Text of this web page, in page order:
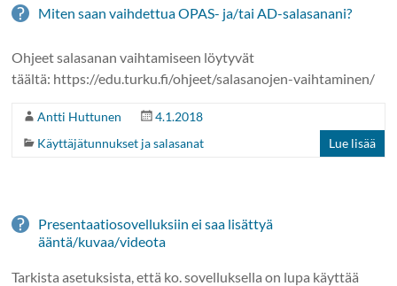
Miten saan vaihdettua OPAS- ja/tai AD-salasanani?
Ohjeet salasanan vaihtamiseen löytyvät
täältä: https://edu.turku.fi/ohjeet/salasanojen-vaihtaminen/
Antti Huttunen
4.1.2018
Käyttäjätunnukset ja salasanat
Lue lisää
Presentaatiosovelluksiin ei saa lisättyä
ääntä/kuvaa/videota
Tarkista asetuksista, että ko. sovelluksella on lupa käyttää